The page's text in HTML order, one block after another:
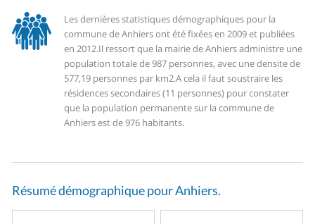
Les dernières statistiques démographiques pour la
commune de Anhiers ont été fixées en 2009 et publiées
en 2012.Il ressort que la mairie de Anhiers administre une
population totale de 987 personnes, avec une densite de
577,19 personnes par km2.A cela il faut soustraire les
résidences secondaires (11 personnes) pour constater
que la population permanente sur la commune de
Anhiers est de 976 habitants.
Résumé démographique pour Anhiers.